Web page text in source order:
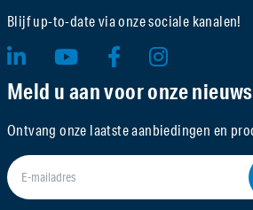
Blijf up-to-date via onze sociale kanalen!
Meld u aan voor onze
Ontvang onze laatste aanbiedingen en